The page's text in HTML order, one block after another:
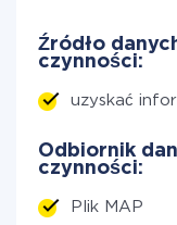
Źródło
czynności:
uzyskać
Odbiornik
czynności:
Plik MAP